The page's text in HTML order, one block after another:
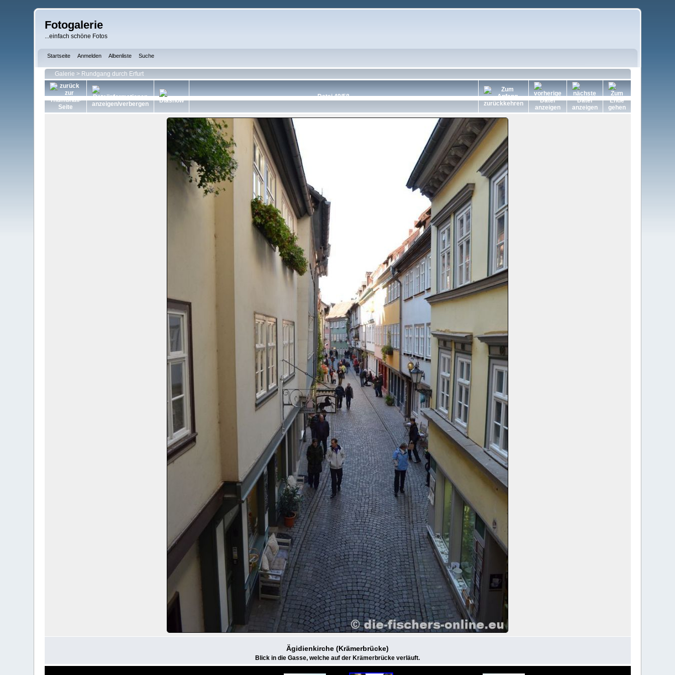
Fotogalerie
...einfach schöne Fotos
Startseite Anmelden Albenliste Suche
Galerie > Rundgang durch Erfurt
Datei 49/58
Ägidienkirche (Krämerbrücke)
Blick in die Gasse, welche auf der Krämerbrücke verläuft.